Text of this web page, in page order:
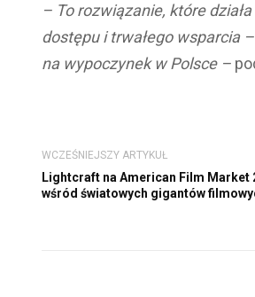
– To rozwiązanie, które
dostępu i trwałego wsparcia
na wypoczynek w Polsce –
WCZEŚNIEJSZY ARTYKUŁ
Lightcraft na American Film Market
wśród światowych gigantów